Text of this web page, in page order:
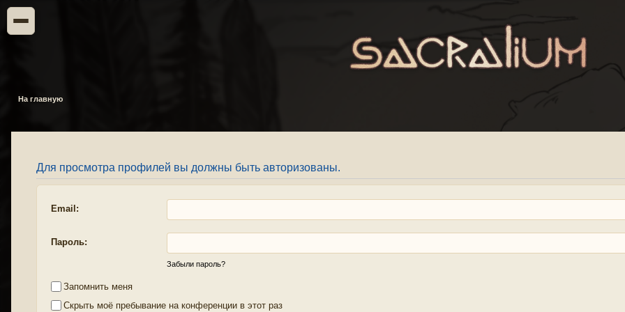
На главную
Для просмотра профилей вы должны быть авторизованы.
Email:
Пароль:
Забыли пароль?
Запомнить меня
Скрыть моё пребывание на конференции в этот раз